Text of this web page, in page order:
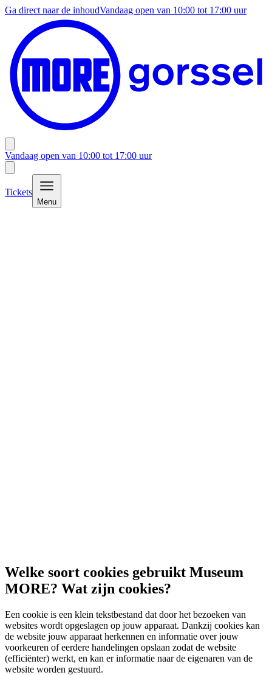
Ga direct naar de inhoudVandaag open van 10:00 tot 17:00 uur
Vandaag open van 10:00 tot 17:00 uur
Tickets
Menu
Welke soort cookies gebruikt Museum
MORE? Wat zijn cookies?
Een cookie is een klein tekstbestand dat door het bezoeken van
websites wordt opgeslagen op jouw apparaat. Dankzij cookies kan
de website jouw apparaat herkennen en informatie over jouw
voorkeuren of eerdere handelingen opslaan zodat de website
(efficiënter) werkt, en kan er informatie naar de eigenaren van de
website worden gestuurd.